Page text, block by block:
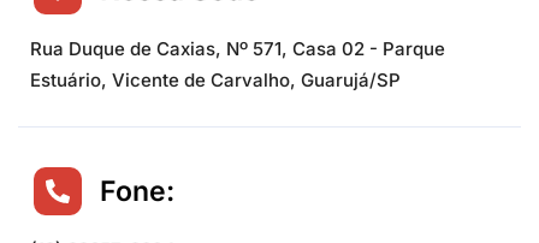
Rua Duque de Caxias, Nº 571, Casa 02 - Parque
Estuário, Vicente de Carvalho, Guarujá/SP
Fone: